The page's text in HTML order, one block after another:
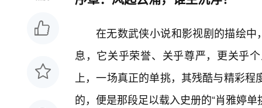
在无数武侠小说和影视剧的描绘中
息，它关乎荣誉、关乎尊严，更关乎
上，一场真正的单挑，其残酷与精彩
的，便是那段足以载入史册的“肖雅婷单